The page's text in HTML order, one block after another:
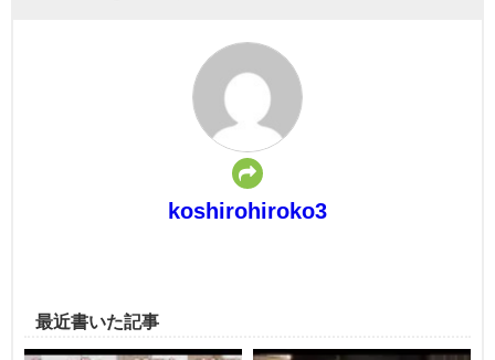
koshirohiroko3
最近書いた記事